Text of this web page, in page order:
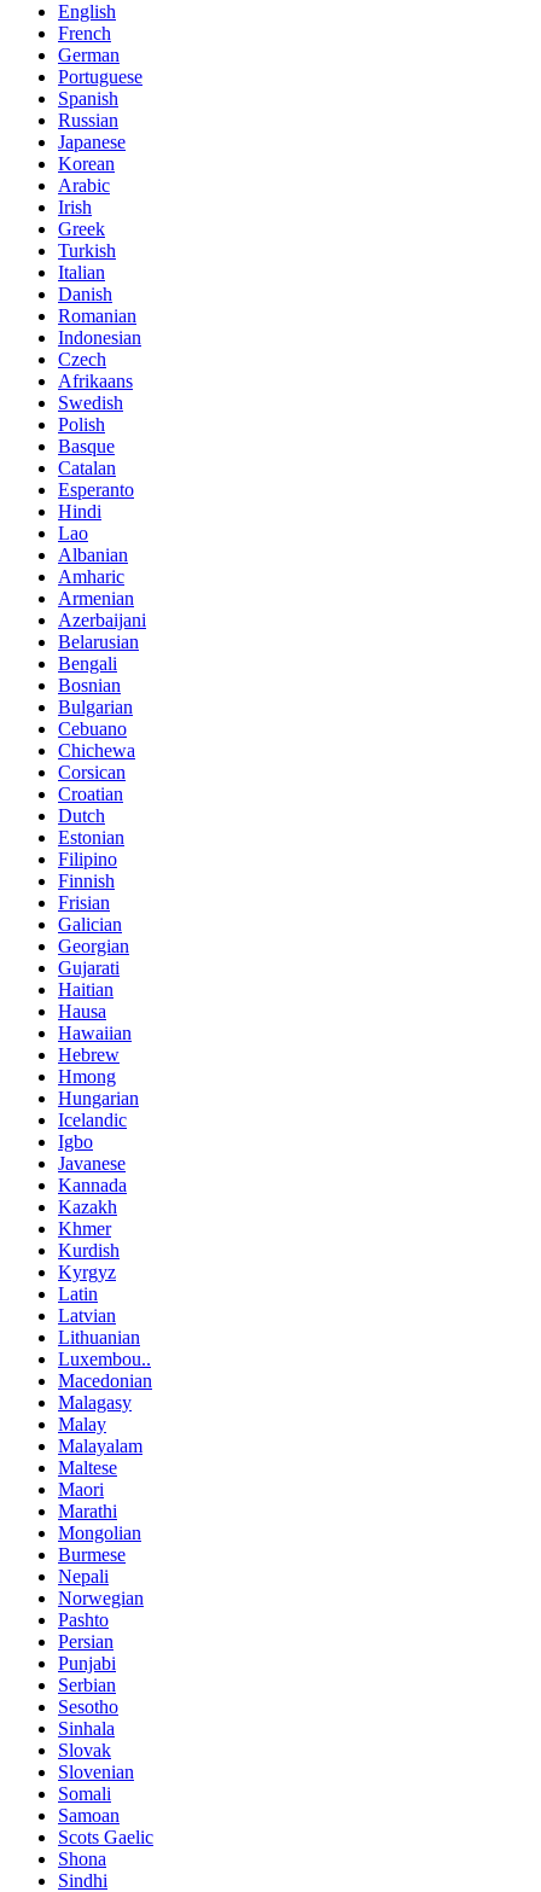
English
French
German
Portuguese
Spanish
Russian
Japanese
Korean
Arabic
Irish
Greek
Turkish
Italian
Danish
Romanian
Indonesian
Czech
Afrikaans
Swedish
Polish
Basque
Catalan
Esperanto
Hindi
Lao
Albanian
Amharic
Armenian
Azerbaijani
Belarusian
Bengali
Bosnian
Bulgarian
Cebuano
Chichewa
Corsican
Croatian
Dutch
Estonian
Filipino
Finnish
Frisian
Galician
Georgian
Gujarati
Haitian
Hausa
Hawaiian
Hebrew
Hmong
Hungarian
Icelandic
Igbo
Javanese
Kannada
Kazakh
Khmer
Kurdish
Kyrgyz
Latin
Latvian
Lithuanian
Luxembou..
Macedonian
Malagasy
Malay
Malayalam
Maltese
Maori
Marathi
Mongolian
Burmese
Nepali
Norwegian
Pashto
Persian
Punjabi
Serbian
Sesotho
Sinhala
Slovak
Slovenian
Somali
Samoan
Scots Gaelic
Shona
Sindhi